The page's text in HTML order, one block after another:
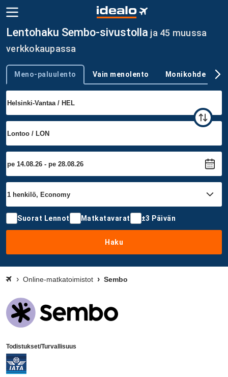
Lentohaku Sembo-sivustolla ja 45 muussa
verkkokaupassa
Trip type
Meno-paluulento Vain menolento Monikohde
Suorat Lennot Matkatavarat ±3 Päivän
Haku
Online-matkatoimistot Sembo
Todistukset/Turvallisuus